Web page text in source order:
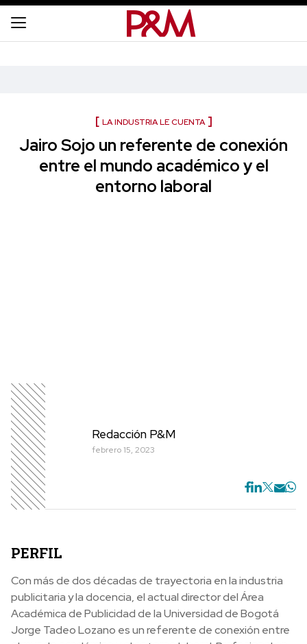
LA INDUSTRIA LE CUENTA
Jairo Sojo un referente de conexión
entre el mundo académico y el
entorno laboral
Redacción P&M
febrero 15, 2023
PERFIL
Con más de dos décadas de trayectoria en la industria
publicitaria y la docencia, el actual director del Área
Académica de Publicidad de la Universidad de Bogotá
Jorge Tadeo Lozano es un referente de conexión entre